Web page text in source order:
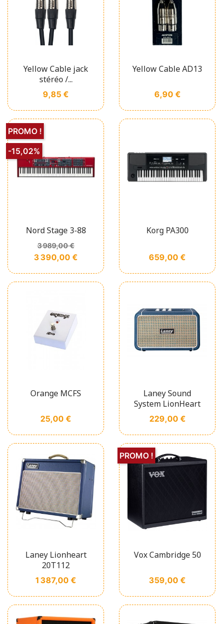
Yellow Cable jack
stéréo /...
Prix
9,85 €
Yellow Cable AD13
Prix
6,90 €
Nord Stage 3-88
Prix de base
3 989,00 €Prix
3 390,00 €
PROMO !
-15,02%
Korg PA300
Prix
659,00 €
Orange MCFS
Prix
25,00 €
Laney Sound
System LionHeart
Prix
229,00 €
Laney Lionheart
20T112
Prix
1 387,00 €
Vox Cambridge 50
Prix
359,00 €
PROMO !